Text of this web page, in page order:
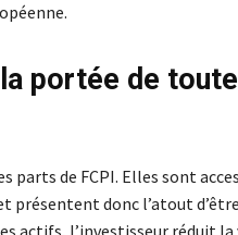
la portée de
parts de FCPI. Elles sont
présentent donc l’atout